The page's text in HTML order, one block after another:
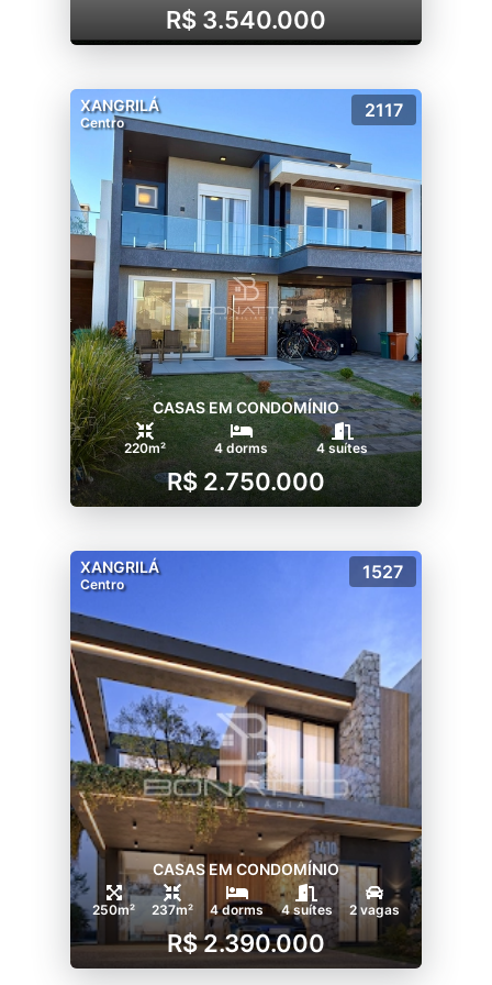
R$ 3.540.000
XANGRILÁ
Centro
2117
CASAS EM CONDOMÍNIO
220m² 4 dorms 4 suítes
R$ 2.750.000
XANGRILÁ
Centro
1527
CASAS EM CONDOMÍNIO
250m² 237m² 4 dorms 4 suítes 2 vagas
R$ 2.390.000